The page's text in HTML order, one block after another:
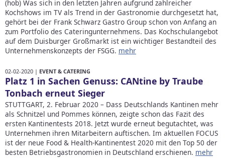
(hob) Was sich in den letzten Jahren aufgrund zahlreicher
Kochshows im TV als Trend in der Gastronomie durchgesetzt hat,
gehört bei der Frank Schwarz Gastro Group schon von Anfang an
zum Portfolio des Cateringunternehmens. Das Kochschulangebot
auf dem Duisburger Großmarkt ist ein wichtiger Bestandteil des
Unternehmenskonzepts der FSGG. mehr
02-02-2020 | EVENT & CATERING
Platz 1 in Sachen Genuss: CANtine by Traube
Tonbach erneut Sieger
STUTTGART, 2. Februar 2020 – Dass Deutschlands Kantinen mehr
als Schnitzel und Pommes können, zeigte schon das Fazit des
ersten Kantinentests 2018. Jetzt wurde erneut begutachtet, was
Unternehmen ihren Mitarbeitern auftischen. Im aktuellen FOCUS
ist der neue Food & Health-Kantinentest 2020 mit den Top 50 der
besten Betriebsgastronomien in Deutschland erschienen. mehr